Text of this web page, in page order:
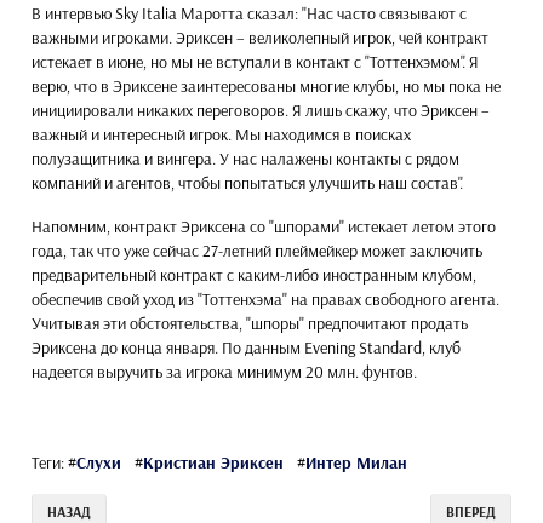
В интервью Sky Italia Маротта сказал: "Нас часто связывают с
важными игроками. Эриксен – великолепный игрок, чей контракт
истекает в июне, но мы не вступали в контакт с "Тоттенхэмом". Я
верю, что в Эриксене заинтересованы многие клубы, но мы пока не
инициировали никаких переговоров. Я лишь скажу, что Эриксен –
важный и интересный игрок. Мы находимся в поисках
полузащитника и вингера. У нас налажены контакты с рядом
компаний и агентов, чтобы попытаться улучшить наш состав".
Напомним, контракт Эриксена со "шпорами" истекает летом этого
года, так что уже сейчас 27-летний плеймейкер может заключить
предварительный контракт с каким-либо иностранным клубом,
обеспечив свой уход из "Тоттенхэма" на правах свободного агента.
Учитывая эти обстоятельства, "шпоры" предпочитают продать
Эриксена до конца января. По данным Evening Standard, клуб
надеется выручить за игрока минимум 20 млн. фунтов.
Теги:#Слухи #Кристиан Эриксен #Интер Милан
НАЗАД ВПЕРЕД